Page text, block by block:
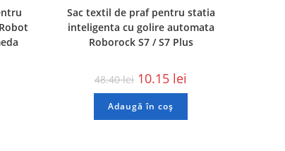
Sac textil de praf pentru statia
inteligenta cu golire automata
Roborock S7 / S7 Plus
48.40lei 10.15 lei
Adaugă în coș